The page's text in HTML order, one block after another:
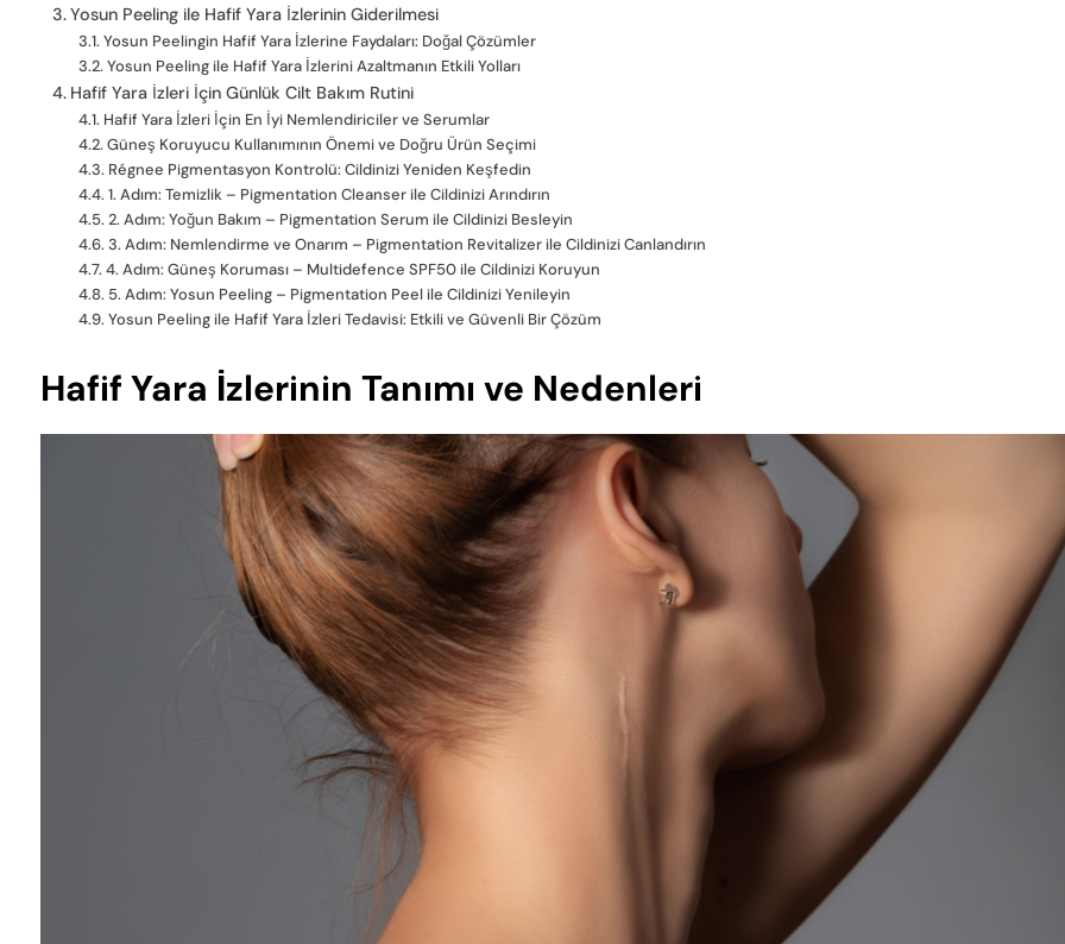
Yosun Peeling ile Hafif Yara İzlerinin Giderilmesi
Yosun Peelingin Hafif Yara İzlerine Faydaları: Doğal Çözümler
Yosun Peeling ile Hafif Yara İzlerini Azaltmanın Etkili Yolları
Hafif Yara İzleri İçin Günlük Cilt Bakım Rutini
Hafif Yara İzleri İçin En İyi Nemlendiriciler ve Serumlar
Güneş Koruyucu Kullanımının Önemi ve Doğru Ürün Seçimi
Régnee Pigmentasyon Kontrolü: Cildinizi Yeniden Keşfedin
1. Adım: Temizlik – Pigmentation Cleanser ile Cildinizi Arındırın
2. Adım: Yoğun Bakım – Pigmentation Serum ile Cildinizi Besleyin
3. Adım: Nemlendirme ve Onarım – Pigmentation Revitalizer ile Cildinizi Canlandırın
4. Adım: Güneş Koruması – Multidefence SPF50 ile Cildinizi Koruyun
5. Adım: Yosun Peeling – Pigmentation Peel ile Cildinizi Yenileyin
Yosun Peeling ile Hafif Yara İzleri Tedavisi: Etkili ve Güvenli Bir Çözüm
Hafif Yara İzlerinin Tanımı ve Nedenleri